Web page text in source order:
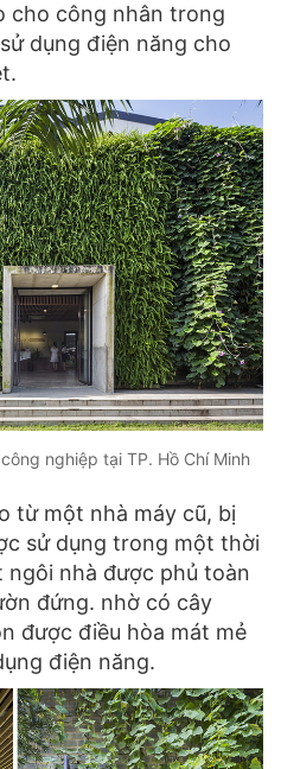
cho công nhân trong
dụng điện năng cho
nghiệp tại TP. Hồ Chí Minh
từ một nhà máy cũ, bị
sử dụng trong một thời
ngôi nhà được phủ toàn
đứng. nhờ có cây
được điều hòa mát mẻ
điện năng.